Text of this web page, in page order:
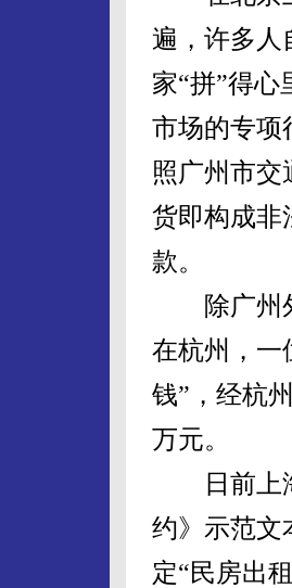
遍，许多人
家“拼”得
市场的专项
照广州市
货即构成非
款。
除广州外
在杭州，一
钱”，经杭
万元。
日前上海
约》示范文
定“民房出